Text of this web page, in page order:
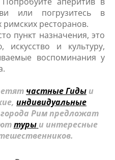
или погрузитесь в
ресторанов.
пункт назначения, это
искусство и культуру,
воспоминания у
частные Гиды и
индивидуальные
Рим предложат
туры и интересные